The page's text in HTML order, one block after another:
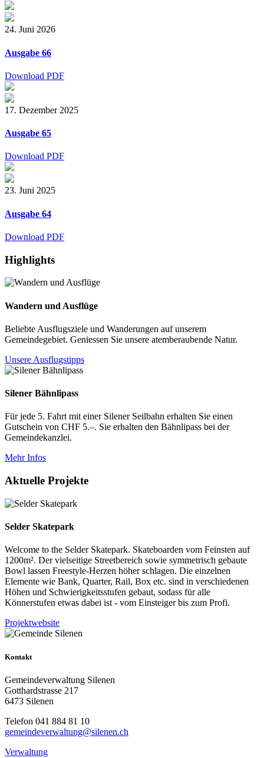
24. Juni 2026
Ausgabe 66
Download PDF
17. Dezember 2025
Ausgabe 65
Download PDF
23. Juni 2025
Ausgabe 64
Download PDF
Highlights
Wandern und Ausflüge
Beliebte Ausflugsziele und Wanderungen auf unserem
Gemeindegebiet. Geniessen Sie unsere atemberaubende Natur.
Unsere Ausflugstipps
Silener Bähnlipass
Für jede 5. Fahrt mit einer Silener Seilbahn erhalten Sie einen
Gutschein von CHF 5.–. Sie erhalten den Bähnlipass bei der
Gemeindekanzlei.
Mehr Infos
Aktuelle Projekte
Selder Skatepark
Welcome to the Selder Skatepark. Skateboarden vom Feinsten auf
1200m². Der vielseitige Streetbereich sowie symmetrisch gebaute
Bowl lassen Freestyle-Herzen höher schlagen. Die einzelnen
Elemente wie Bank, Quarter, Rail, Box etc. sind in verschiedenen
Höhen und Schwierigkeitsstufen gebaut, sodass für alle
Könnerstufen etwas dabei ist - vom Einsteiger bis zum Profi.
Projektwebsite
Kontakt
Gemeindeverwaltung Silenen
Gotthardstrasse 217
6473 Silenen
Telefon 041 884 81 10
gemeindeverwaltung@silenen.ch
Verwaltung